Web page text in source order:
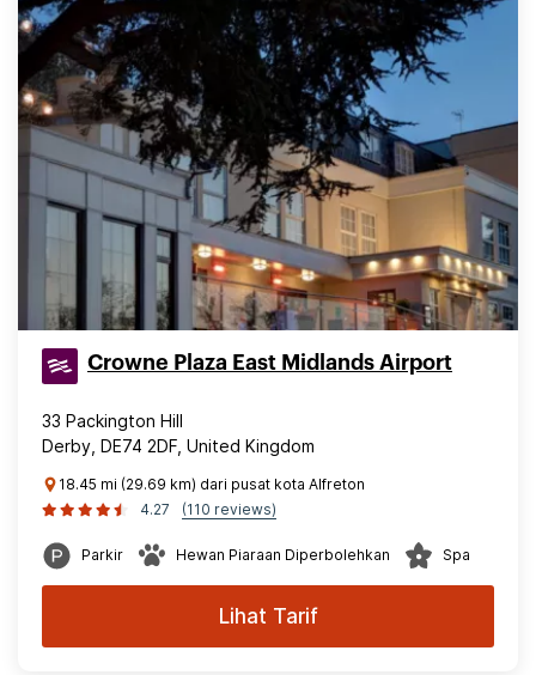
Crowne Plaza East Midlands Airport
33 Packington Hill
Derby, DE74 2DF, United Kingdom
18.45 mi (29.69 km) dari pusat kota Alfreton
4.27
(110 reviews)
Parkir Hewan Piaraan Diperbolehkan Spa
Lihat Tarif